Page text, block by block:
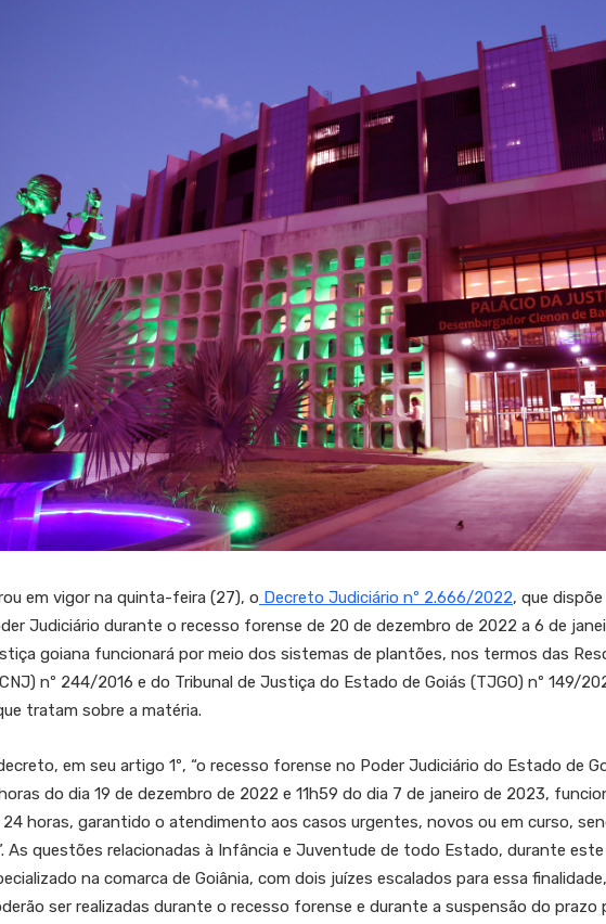
em vigor na quinta-feira (27), o Decreto Judiciário nº 2.666/2022, que
Judiciário durante o recesso forense de 20 de dezembro de 2022 a 6 de
goiana funcionará por meio dos sistemas de plantões, nos termos das
nº 244/2016 e do Tribunal de Justiça do Estado de Goiás (TJGO) nº 149/
tratam sobre a matéria.
em seu artigo 1º, “o recesso forense no Poder Judiciário do Estado de
do dia 19 de dezembro de 2022 e 11h59 do dia 7 de janeiro de 2023,
24 horas, garantido o atendimento aos casos urgentes, novos ou em curso,
As questões relacionadas à Infância e Juventude de todo Estado, durante
na comarca de Goiânia, com dois juízes escalados para essa
ser realizadas durante o recesso forense e durante a suspensão do prazo